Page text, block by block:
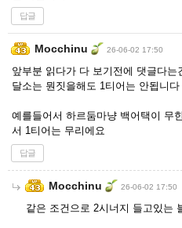
답글
Mocchinu 26-06-02 17:50
앞부분 읽다가 다 보기전에 댓글다는
달소는 뭔짓을해도 1티어는 안됩니다
예를들어서 하르둠마냥 백어택이 무
서 1티어는 무리에요
답글
Mocchinu 26-06-02 17:50
같은 조건으로 2시너지 들고있는